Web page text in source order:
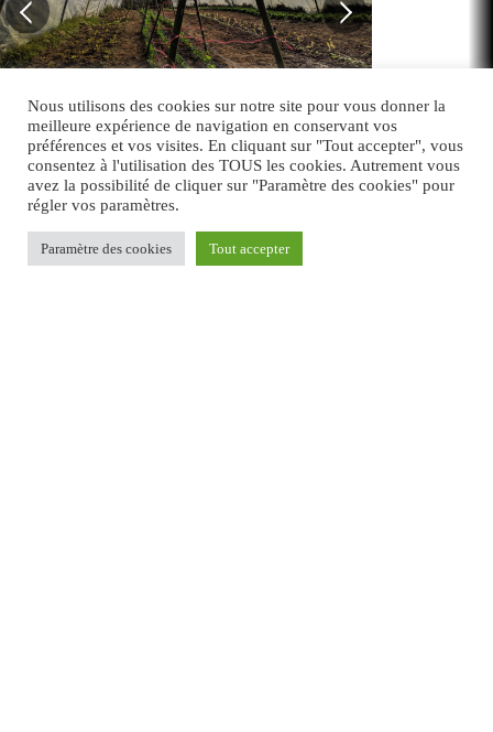
Nous utilisons des cookies sur notre site pour vous donner la
meilleure expérience de navigation en conservant vos
préférences et vos visites. En cliquant sur "Tout accepter", vous
consentez à l'utilisation des TOUS les cookies. Autrement vous
avez la possibilité de cliquer sur "Paramètre des cookies" pour
régler vos paramètres.
Paramètre des cookies Tout accepter